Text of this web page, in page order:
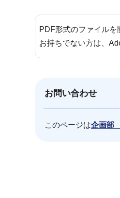
PDF形式のファイルを
お持ちでない方は、
お問い合わせ
このページは企画部